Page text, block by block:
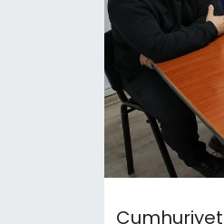
Nöbetçi Eczaneler
Otomobil Dünyası
Politika